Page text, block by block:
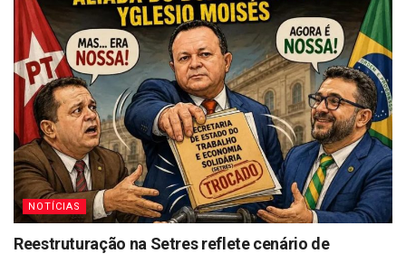
NOTÍCIAS
Reestruturação na Setres reflete cenário de